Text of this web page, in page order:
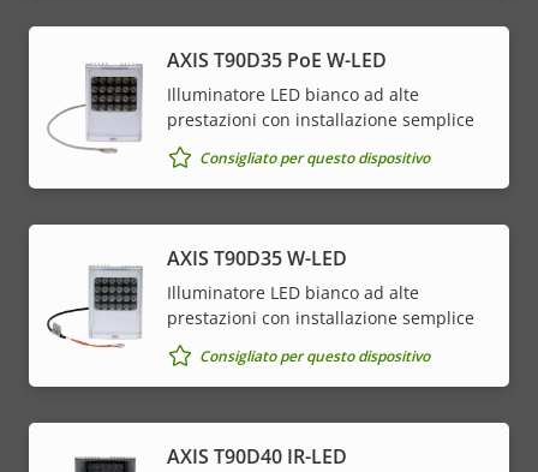
AXIS T90D35 PoE W-LED
Illuminatore LED bianco ad alte
prestazioni con installazione semplice
Consigliato per questo dispositivo
AXIS T90D35 W-LED
Illuminatore LED bianco ad alte
prestazioni con installazione semplice
Consigliato per questo dispositivo
AXIS T90D40 IR-LED